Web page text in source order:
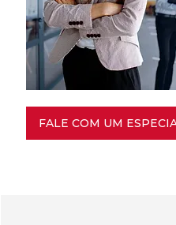
FALE COM UM